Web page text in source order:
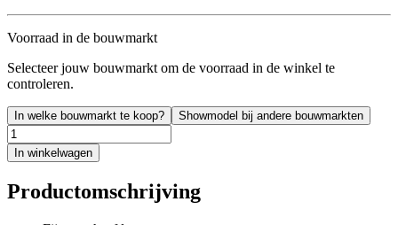
Voorraad in de bouwmarkt
Selecteer jouw bouwmarkt om de voorraad in de winkel te
controleren.
In welke bouwmarkt te koop? Showmodel bij andere bouwmarkten
In winkelwagen
Productomschrijving